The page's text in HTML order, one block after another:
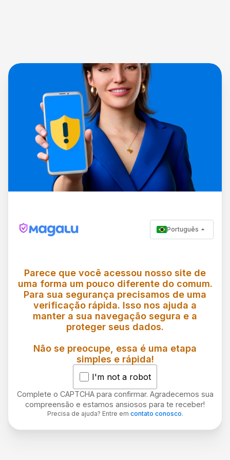
Português
Parece que você acessou nosso site de
uma forma um pouco diferente do comum.
Para sua segurança precisamos de uma
verificação rápida. Isso nos ajuda a
manter a sua navegação segura e a
proteger seus dados.
Não se preocupe, essa é uma etapa
simples e rápida!
I'm not a robot
Complete o CAPTCHA para confirmar. Agradecemos sua
compreensão e estamos ansiosos para te receber!
Precisa de ajuda? Entre em contato conosco.